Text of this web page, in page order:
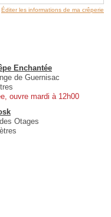
Éditer les informations de ma crêperie
Enchantée
de Guernisac
ouvre mardi à 12h00
Otages